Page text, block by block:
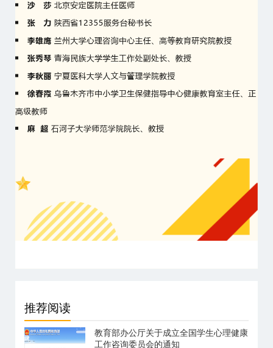
推荐阅读
教育部办公厅关于成立全国学生心理健康
工作咨询委员会的通知